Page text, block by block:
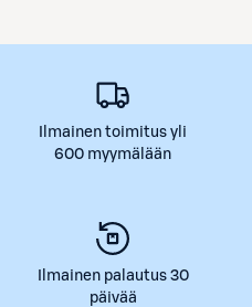
Ilmainen toimitus yli
600 myymälään
Ilmainen palautus 30
päivää